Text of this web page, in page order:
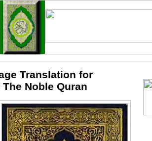
Translation for
Noble Quran